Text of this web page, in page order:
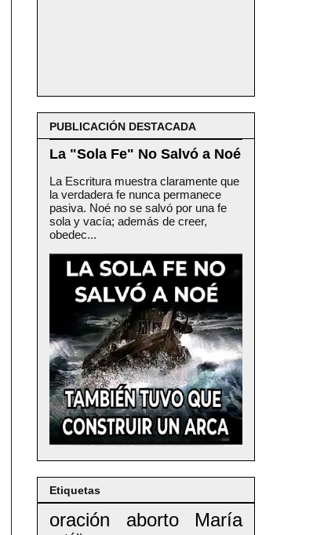
PUBLICACIÓN DESTACADA
La "Sola Fe" No Salvó a Noé
La Escritura muestra claramente que
la verdadera fe nunca permanece
pasiva. Noé no se salvó por una fe
sola y vacía; además de creer,
obedec...
Etiquetas
oración aborto María